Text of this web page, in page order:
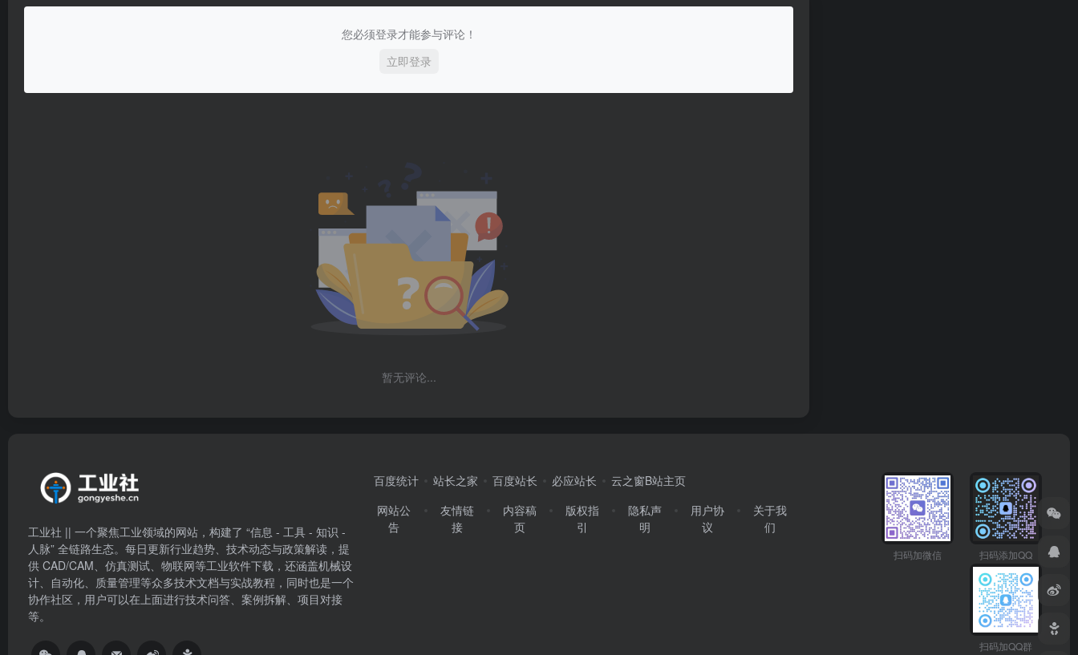
您必须登录才能参与评论！
立即登录
暂无评论...
工业社 || 一个聚焦工业领域的网站，构建了 “信息 - 工具 - 知识 -
人脉” 全链路生态。每日更新行业趋势、技术动态与政策解读，提
供 CAD/CAM、仿真测试、物联网等工业软件下载，还涵盖机械设
计、自动化、质量管理等众多技术文档与实战教程，同时也是一个
协作社区，用户可以在上面进行技术问答、案例拆解、项目对接
等。
百度统计 站长之家 百度站长 必应站长
云之窗B站主页
网站公
告
友情链
接
内容稿
页
版权指
引
隐私声
明
用户协
议
关于我
们
扫码加微信 扫码添加QQ
扫码加QQ群